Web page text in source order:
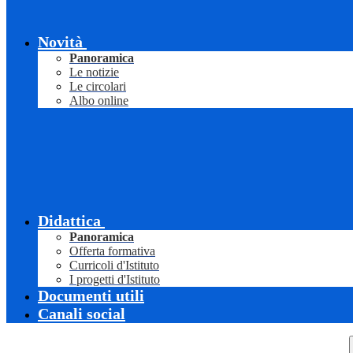
Novità
Panoramica
Le notizie
Le circolari
Albo online
Didattica
Panoramica
Offerta formativa
Curricoli d'Istituto
I progetti d'Istituto
Documenti utili
Canali social